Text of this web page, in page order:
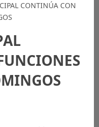
CONTINÚA CON